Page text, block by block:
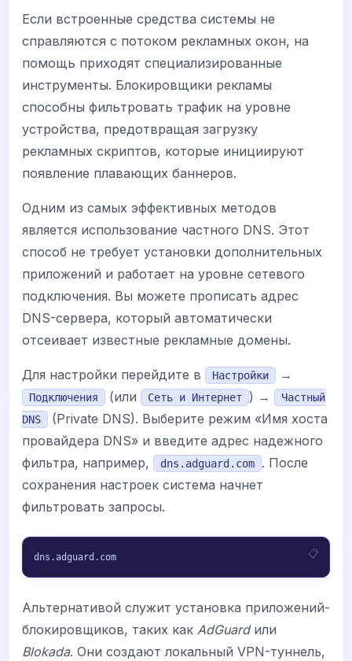
Если встроенные средства системы не
справляются с потоком рекламных окон, на
помощь приходят специализированные
инструменты. Блокировщики рекламы
способны фильтровать трафик на уровне
устройства, предотвращая загрузку
рекламных скриптов, которые инициируют
появление плавающих баннеров.
Одним из самых эффективных методов
является использование частного DNS. Этот
способ не требует установки дополнительных
приложений и работает на уровне сетевого
подключения. Вы можете прописать адрес
DNS-сервера, который автоматически
отсеивает известные рекламные домены.
Для настройки перейдите в Настройки →
Подключения (или Сеть и Интернет ) →
Частный
DNS
(Private DNS). Выберите режим «Имя хоста
провайдера DNS» и введите адрес надежного
фильтра, например,
dns.adguard.com
. После
сохранения настроек система начнет
фильтровать запросы.
dns.adguard.com
Альтернативой служит установка приложений-
блокировщиков, таких как AdGuardили
Blokada. Они создают локальный VPN-туннель,